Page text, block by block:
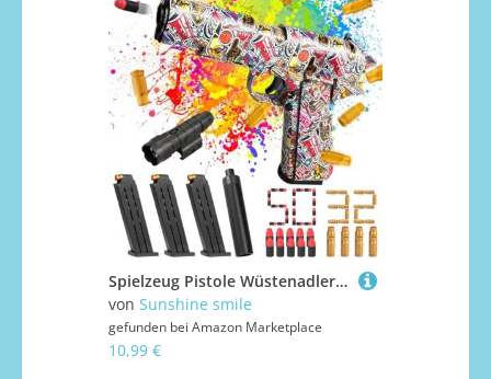
Spielzeug Pistole Wüstenadler Mit Platzpatronen, Knall Munition, Schaumstoff Geschoss und Zielscheibe für Nerf
von Sunshine smile
gefunden bei Amazon Marketplace
10,99 €